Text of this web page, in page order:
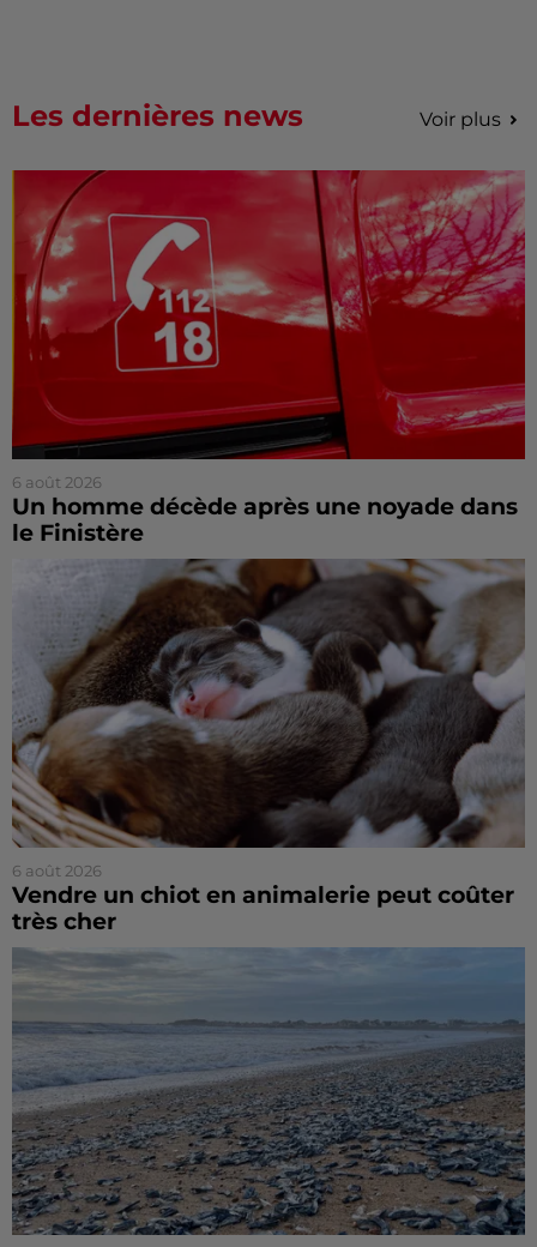
Les dernières news Voir plus
6 août 2026
Un homme décède après une noyade dans
le Finistère
6 août 2026
Vendre un chiot en animalerie peut coûter
très cher